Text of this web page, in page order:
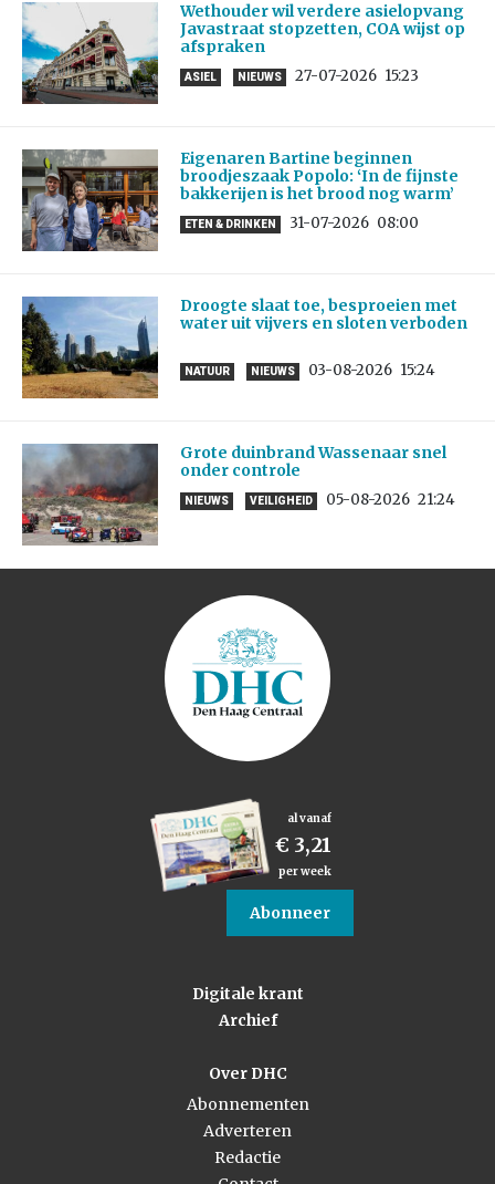
Wethouder wil verdere asielopvang
Javastraat stopzetten, COA wijst op
afspraken
ASIEL NIEUWS 27-07-2026 15:23
Eigenaren Bartine beginnen
broodjeszaak Popolo: ‘In de fijnste
bakkerijen is het brood nog warm’
ETEN & DRINKEN 31-07-2026 08:00
Droogte slaat toe, besproeien met
water uit vijvers en sloten verboden
NATUUR NIEUWS 03-08-2026 15:24
Grote duinbrand Wassenaar snel
onder controle
NIEUWS VEILIGHEID 05-08-2026 21:24
al vanaf
€ 3,21
per week
Abonneer
Digitale krant
Archief
Over DHC
Abonnementen
Adverteren
Redactie